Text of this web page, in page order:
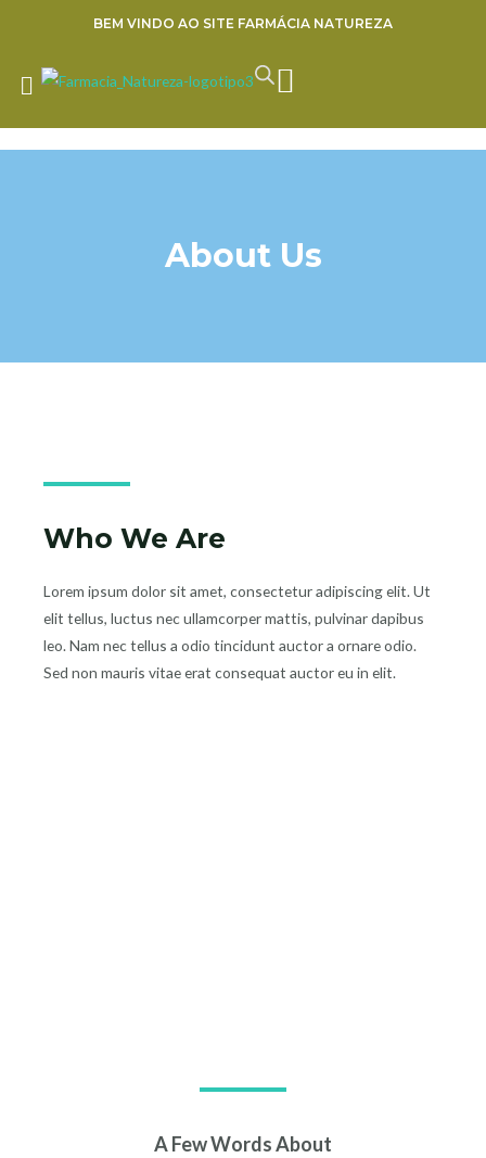
conteúdo
BEM VINDO AO SITE FARMÁCIA NATUREZA
About Us
Who We Are​
Lorem ipsum dolor sit amet, consectetur adipiscing elit. Ut
elit tellus, luctus nec ullamcorper mattis, pulvinar dapibus
leo. Nam nec tellus a odio tincidunt auctor a ornare odio.
Sed non mauris vitae erat consequat auctor eu in elit.​
A Few Words About​